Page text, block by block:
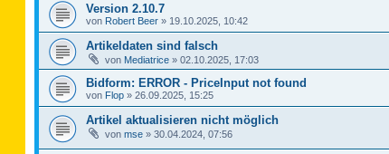
Version 2.10.7
von Robert Beer » 19.10.2025, 10:42
Artikeldaten sind falsch
von Mediatrice » 02.10.2025, 17:03
Bidform: ERROR - PriceInput not found
von Flop » 26.09.2025, 15:25
Artikel aktualisieren nicht möglich
von mse » 30.04.2024, 07:56